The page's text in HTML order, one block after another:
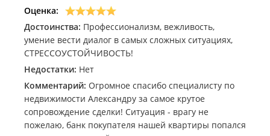
документы и произвели расчёт с покупателем.
Более быстрой и комфортной сделки у нас ещё не
было!!! Очень рады, что на протяжении стольких
лет агенство только повышает качество и
профессионализм своей работы! Отдельное спасибо
Александру за сотрудничество!!!
Оценка:
Достоинства: Профессионализм, вежливость,
умение вести диалог в самых сложных ситуациях,
СТРЕССОУСТОЙЧИВОСТЬ!
Недостатки: Нет
Комментарий: Огромное спасибо специалисту по
недвижимости Александру за самое крутое
сопровождение сделки! Ситуация - врагу не
пожелаю, банк покупателя нашей квартиры попался